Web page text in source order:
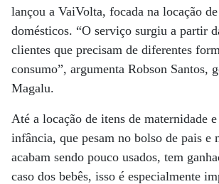
lançou a VaiVolta, focada na locação
domésticos. “O serviço surgiu a partir
clientes que precisam de diferentes
consumo”, argumenta Robson Santos,
Magalu.
Até a locação de itens de maternidade
infância, que pesam no bolso de pais e
acabam sendo pouco usados, tem
caso dos bebês, isso é especialmente